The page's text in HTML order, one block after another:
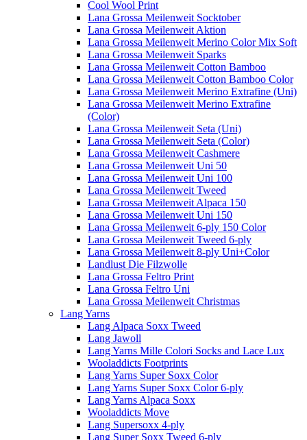
Cool Wool Print
Lana Grossa Meilenweit Socktober
Lana Grossa Meilenweit Aktion
Lana Grossa Meilenweit Merino Color Mix Soft
Lana Grossa Meilenweit Sparks
Lana Grossa Meilenweit Cotton Bamboo
Lana Grossa Meilenweit Cotton Bamboo Color
Lana Grossa Meilenweit Merino Extrafine (Uni)
Lana Grossa Meilenweit Merino Extrafine
(Color)
Lana Grossa Meilenweit Seta (Uni)
Lana Grossa Meilenweit Seta (Color)
Lana Grossa Meilenweit Cashmere
Lana Grossa Meilenweit Uni 50
Lana Grossa Meilenweit Uni 100
Lana Grossa Meilenweit Tweed
Lana Grossa Meilenweit Alpaca 150
Lana Grossa Meilenweit Uni 150
Lana Grossa Meilenweit 6-ply 150 Color
Lana Grossa Meilenweit Tweed 6-ply
Lana Grossa Meilenweit 8-ply Uni+Color
Landlust Die Filzwolle
Lana Grossa Feltro Print
Lana Grossa Feltro Uni
Lana Grossa Meilenweit Christmas
Lang Yarns
Lang Alpaca Soxx Tweed
Lang Jawoll
Lang Yarns Mille Colori Socks and Lace Lux
Wooladdicts Footprints
Lang Yarns Super Soxx Color
Lang Yarns Super Soxx Color 6-ply
Lang Yarns Alpaca Soxx
Wooladdicts Move
Lang Supersoxx 4-ply
Lang Super Soxx Tweed 6-ply